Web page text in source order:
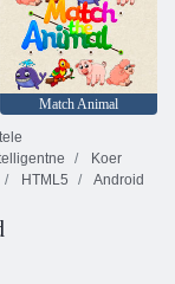
Match Animal
Koer
HTML5 Android